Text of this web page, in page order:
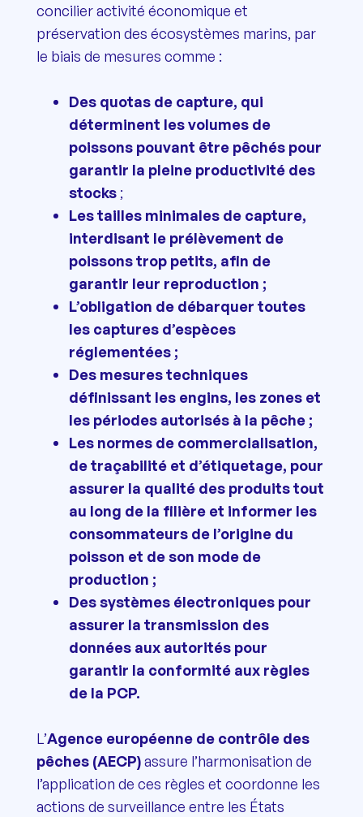
concilier activité économique et
préservation des écosystèmes marins, par
le biais de mesures comme :
Des quotas de capture, qui
déterminent les volumes de
poissons pouvant être pêchés pour
garantir la pleine productivité des
stocks;
Les tailles minimales de capture,
interdisant le prélèvement de
poissons trop petits, afin de
garantir leur reproduction ;
L’obligation de débarquer toutes
les captures d’espèces
réglementées ;
Des mesures techniques
définissant les engins, les zones et
les périodes autorisés à la pêche ;
Les normes de commercialisation,
de traçabilité et d’étiquetage, pour
assurer la qualité des produits tout
au long de la filière et informer les
consommateurs de l’origine du
poisson et de son mode de
production ;
Des systèmes électroniques pour
assurer la transmission des
données aux autorités pour
garantir la conformité aux règles
de la PCP.
L’Agence européenne de contrôle des
pêches (AECP)assure l’harmonisation de
l’application de ces règles et coordonne les
actions de surveillance entre les États